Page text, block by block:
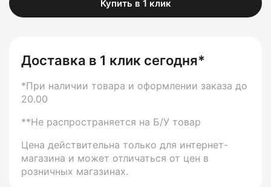
Купить в 1 клик
Доставка в 1 клик сегодня*
*При наличии товара и оформлении заказа до
20.00
**Не распространяется на Б/У товар
Цена действительна только для интернет-
магазина и может отличаться от цен в
розничных магазинах.